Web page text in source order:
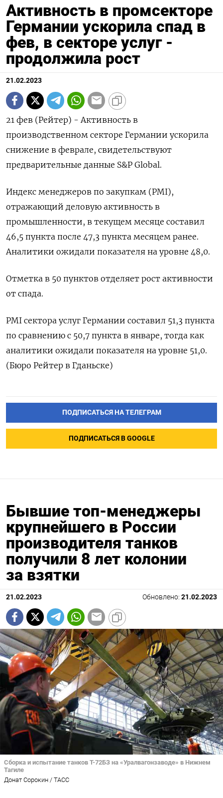
Активность в промсекторе
Германии ускорила спад в
фев, в секторе услуг -
продолжила рост
21.02.2023
21 фев (Рейтер) - Активность в
производственном секторе Германии ускорила
снижение в феврале, свидетельствуют
предварительные данные S&P Global.
Индекс менеджеров по закупкам (PMI),
отражающий деловую активность в
промышленности, в текущем месяце составил
46,5 пункта после 47,3 пункта месяцем ранее.
Аналитики ожидали показателя на уровне 48,0.
Отметка в 50 пунктов отделяет рост активности
от спада.
PMI сектора услуг Германии составил 51,3 пункта
по сравнению с 50,7 пункта в январе, тогда как
аналитики ожидали показателя на уровне 51,0.
(Бюро Рейтер в Гданьске)
ПОДПИСАТЬСЯ НА ТЕЛЕГРАМ
ПОДПИСАТЬСЯ В GOOGLE
Бывшие топ-менеджеры
крупнейшего в России
производителя танков
получили 8 лет колонии
за взятки
21.02.2023 Обновлено: 21.02.2023
Сборка и испытание танков Т-72БЗ на «Уралвагонзаводе» в Нижнем
Тагиле
Донат Сорокин / ТАСС